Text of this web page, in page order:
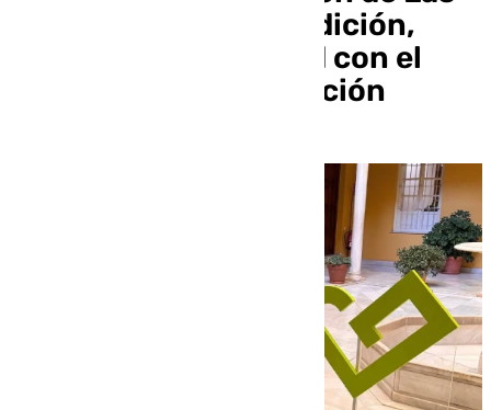
Gabias combinan tradición,
cultura y modernidad con el
respaldo de la Diputación